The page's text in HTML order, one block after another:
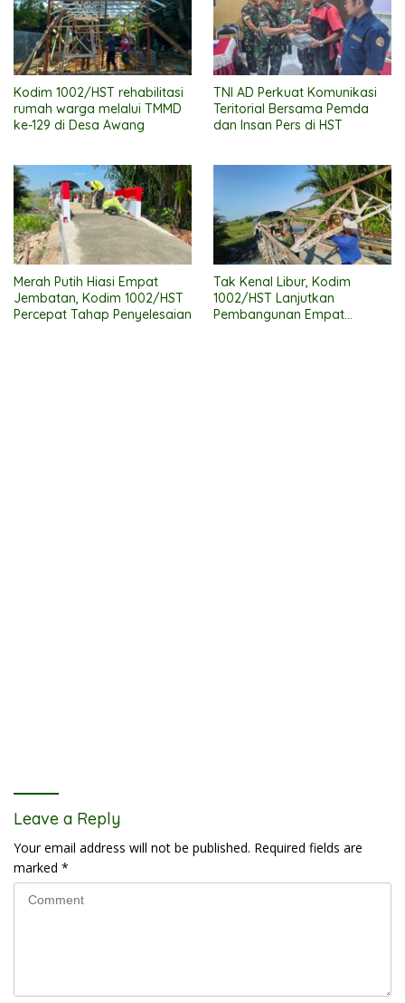
Kodim 1002/HST rehabilitasi
rumah warga melalui TMMD
ke-129 di Desa Awang
TNI AD Perkuat Komunikasi
Teritorial Bersama Pemda
dan Insan Pers di HST
Merah Putih Hiasi Empat
Jembatan, Kodim 1002/HST
Percepat Tahap Penyelesaian
Tak Kenal Libur, Kodim
1002/HST Lanjutkan
Pembangunan Empat
Leave a Reply
Your email address will not be published. Required fields are
marked *